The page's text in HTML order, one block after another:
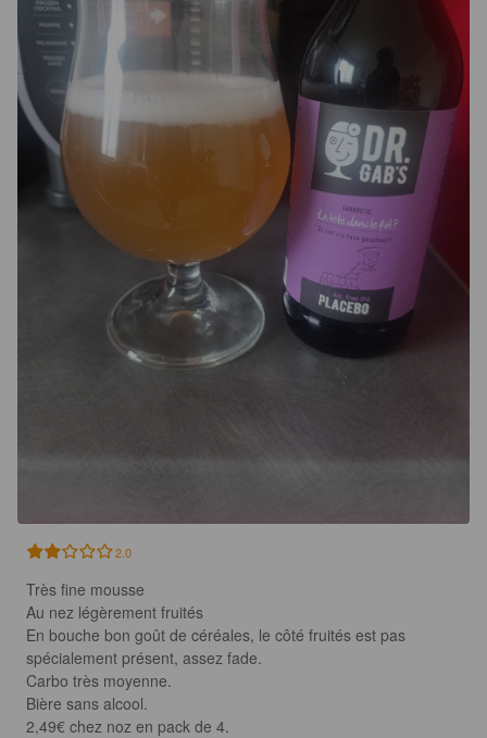
2.0
Très fine mousse
Au nez légèrement fruités
En bouche bon goût de céréales, le côté fruités est pas
spécialement présent, assez fade.
Carbo très moyenne.
Bière sans alcool.
2,49€ chez noz en pack de 4.